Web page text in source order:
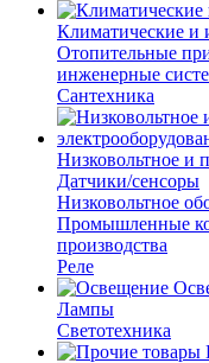
Климатические и
Отопительные
инженерные
Сантехника
Низковольтное и
Датчики/сенсоры
Низковольтное
Промышленные
производства
Реле
Лампы
Светотехника